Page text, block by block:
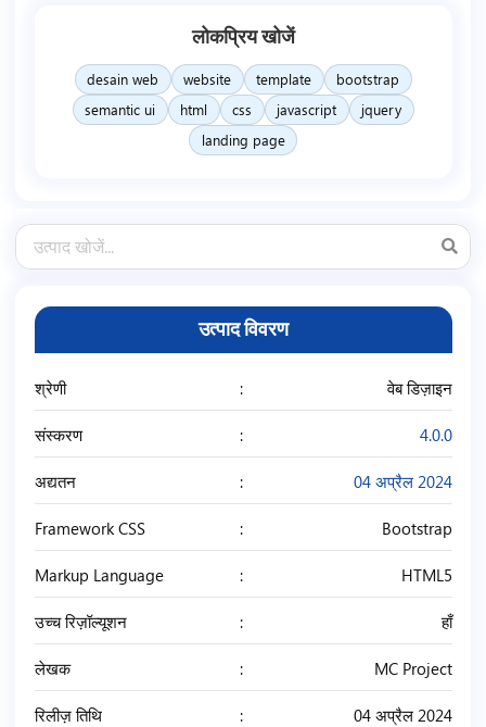
लोकप्रिय खोजें
desain web website template
bootstrap
semantic ui
html css javascript
jquery
landing page
उत्पाद विवरण
श्रेणी वेब डिज़ाइन
संस्करण 4.0.0
अद्यतन 04 अप्रैल 2024
Framework CSS Bootstrap
Markup Language HTML5
उच्च रिज़ॉल्यूशन हाँ
लेखक MC Project
रिलीज़ तिथि 04 अप्रैल 2024